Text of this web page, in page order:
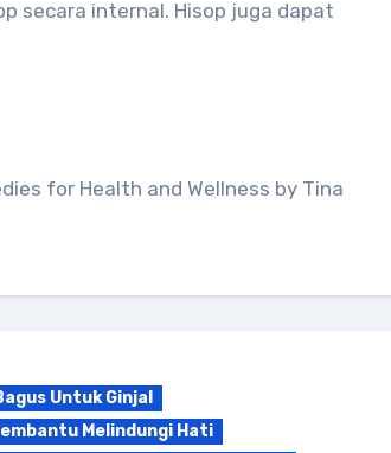
secara internal. Hisop juga dapat
for Health and Wellness by Tina
Untuk Ginjal
Melindungi Hati